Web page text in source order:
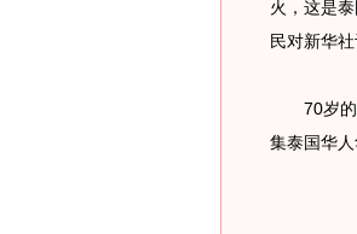
火，这是
民对新华社
70岁的王
集泰国华